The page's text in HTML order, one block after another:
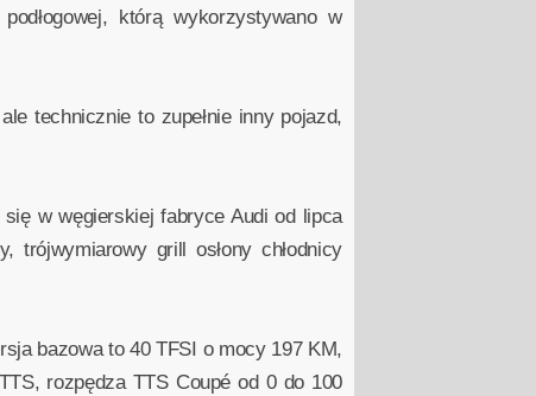
którą wykorzystywano w
technicznie to zupełnie inny pojazd,
w węgierskiej fabryce Audi od lipca
trójwymiarowy grill osłony chłodnicy
bazowa to 40 TFSI o mocy 197 KM,
rozpędza TTS Coupé od 0 do 100